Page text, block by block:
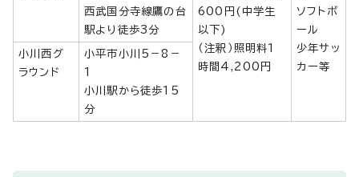
西武国分寺線鷹の台
駅より徒歩3分
600円(中学生
以下)
（注釈）照明料1
時間4,200円
ソフトボ
ール
少年サッ
カー等
小川西グ
ラウンド
小平市小川5－8－
1
小川駅から徒歩15
分